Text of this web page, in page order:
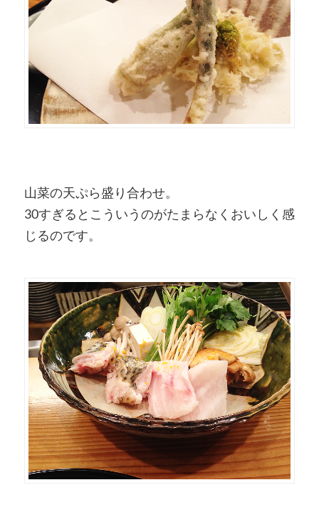
山菜の天ぷら盛り合わせ。
30すぎるとこういうのがたまらなくおいしく感
じるのです。